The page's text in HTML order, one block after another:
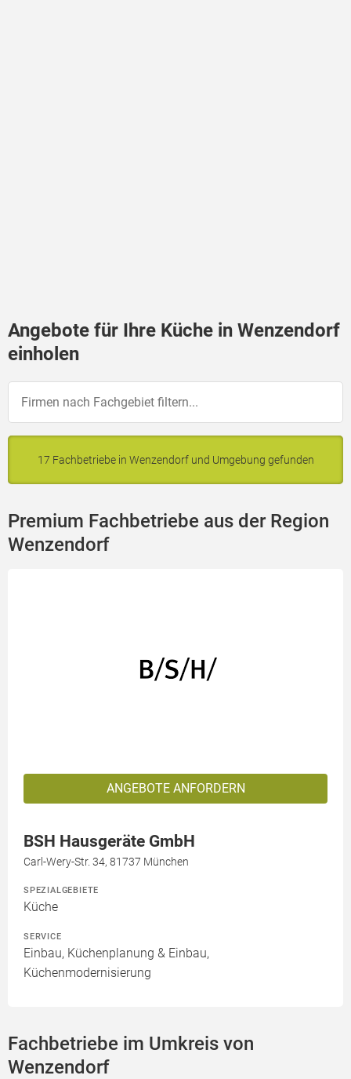
Angebote für Ihre Küche in Wenzendorf
einholen
17 Fachbetriebe in Wenzendorf und Umgebung gefunden
Premium Fachbetriebe aus der Region
Wenzendorf
ANGEBOTE ANFORDERN
BSH Hausgeräte GmbH
Carl-Wery-Str. 34, 81737 München
SPEZIALGEBIETE
Küche
SERVICE
Einbau, Küchenplanung & Einbau,
Küchenmodernisierung
Fachbetriebe im Umkreis von
Wenzendorf